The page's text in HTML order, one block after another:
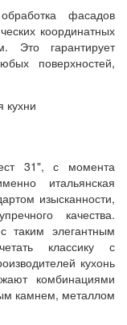
фасадов
координатных
Это гарантирует
поверхностей,
31", с момента
итальянская
изысканности,
качества.
элегантным
классику с
кухонь
комбинациями
камнем, металлом